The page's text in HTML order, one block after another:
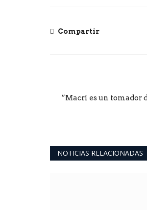
Compartir
“Macri es un tomador
NOTICIAS RELACIONADAS